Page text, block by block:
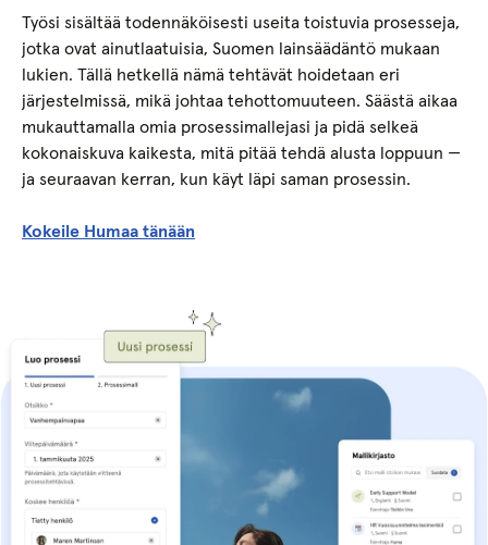
Työsi sisältää todennäköisesti useita toistuvia prosesseja,
jotka ovat ainutlaatuisia, Suomen lainsäädäntö mukaan
lukien. Tällä hetkellä nämä tehtävät hoidetaan eri
järjestelmissä, mikä johtaa tehottomuuteen. Säästä aikaa
mukauttamalla omia prosessimallejasi ja pidä selkeä
kokonaiskuva kaikesta, mitä pitää tehdä alusta loppuun —
ja seuraavan kerran, kun käyt läpi saman prosessin.
Kokeile Humaa tänään